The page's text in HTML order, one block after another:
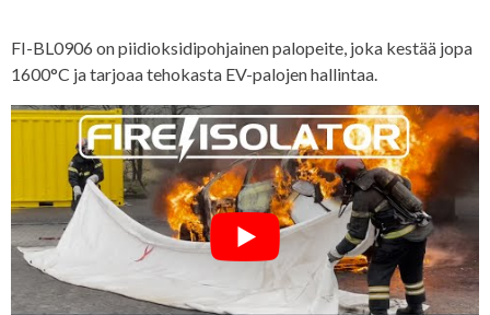
FI-BL0906 on piidioksidipohjainen palopeite, joka kestää jopa
1600°C ja tarjoaa tehokasta EV-palojen hallintaa.